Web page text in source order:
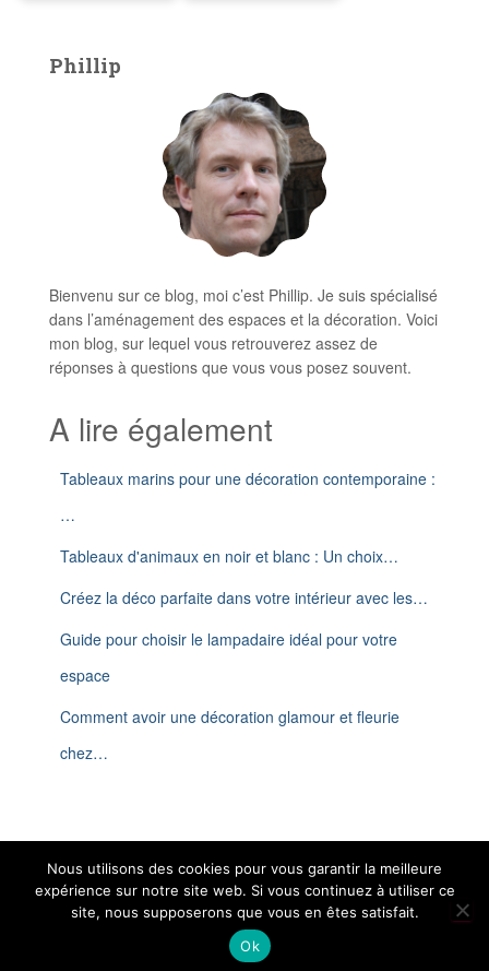
Phillip
Bienvenu sur ce blog, moi c’est Phillip. Je suis spécialisé
dans l’aménagement des espaces et la décoration. Voici
mon blog, sur lequel vous retrouverez assez de
réponses à questions que vous vous posez souvent.
A lire également
Tableaux marins pour une décoration contemporaine :
…
Tableaux d'animaux en noir et blanc : Un choix…
Créez la déco parfaite dans votre intérieur avec les…
Guide pour choisir le lampadaire idéal pour votre
espace
Comment avoir une décoration glamour et fleurie
chez…
Aménagement Domestique - Copyright 2024 - Tous droits reservés
Nous utilisons des cookies pour vous garantir la meilleure
expérience sur notre site web. Si vous continuez à utiliser ce
site, nous supposerons que vous en êtes satisfait.
Ok